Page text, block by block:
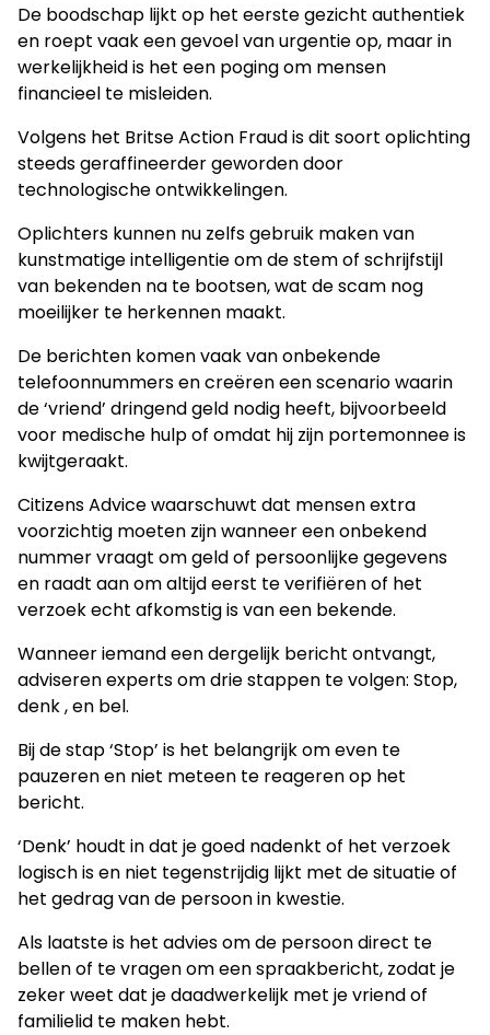
De boodschap lijkt op het eerste gezicht authentiek
en roept vaak een gevoel van urgentie op, maar in
werkelijkheid is het een poging om mensen
financieel te misleiden.
Volgens het Britse Action Fraud is dit soort oplichting
steeds geraffineerder geworden door
technologische ontwikkelingen.
Oplichters kunnen nu zelfs gebruik maken van
kunstmatige intelligentie om de stem of schrijfstijl
van bekenden na te bootsen, wat de scam nog
moeilijker te herkennen maakt.
De berichten komen vaak van onbekende
telefoonnummers en creëren een scenario waarin
de ‘vriend’ dringend geld nodig heeft, bijvoorbeeld
voor medische hulp of omdat hij zijn portemonnee is
kwijtgeraakt.
Citizens Advice waarschuwt dat mensen extra
voorzichtig moeten zijn wanneer een onbekend
nummer vraagt om geld of persoonlijke gegevens
en raadt aan om altijd eerst te verifiëren of het
verzoek echt afkomstig is van een bekende.
Wanneer iemand een dergelijk bericht ontvangt,
adviseren experts om drie stappen te volgen: Stop,
denk , en bel.
Bij de stap ‘Stop’ is het belangrijk om even te
pauzeren en niet meteen te reageren op het
bericht.
‘Denk’ houdt in dat je goed nadenkt of het verzoek
logisch is en niet tegenstrijdig lijkt met de situatie of
het gedrag van de persoon in kwestie.
Als laatste is het advies om de persoon direct te
bellen of te vragen om een spraakbericht, zodat je
zeker weet dat je daadwerkelijk met je vriend of
familielid te maken hebt.